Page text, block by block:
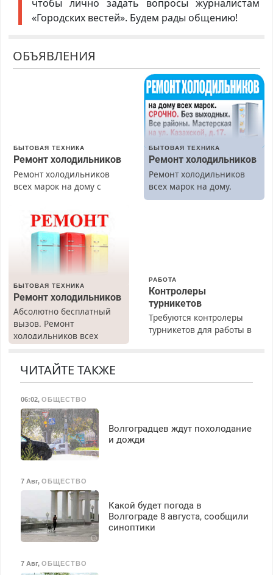
чтобы лично задать вопросы журналистам
«Городских вестей». Будем рады общению!
ОБЪЯВЛЕНИЯ
БЫТОВАЯ ТЕХНИКА
Ремонт холодильников
Ремонт холодильников
всех марок на дому с
Недорого. Без выходных.
Все районы. Скидка.
Вызов бесплатный.
БЫТОВАЯ ТЕХНИКА
Ремонт холодильников
Ремонт холодильников
всех марок на дому.
БЫТОВАЯ ТЕХНИКА
Ремонт холодильников
Абсолютно бесплатный
вызов. Ремонт
холодильников всех
гарантией. Все р-ны.
Срочно. Без выходных.
Пенсионерам – скидки до
40%. Мастер со стажем.
РАБОТА
Контролеры
турникетов
Требуются контролеры
турникетов для работы в
Ежемесячно
безопасности с з/п до
125000 руб.
ЧИТАЙТЕ ТАКЖЕ
06:02, ОБЩЕСТВО
Волгоградцев ждут похолодание
и дожди
7 Авг, ОБЩЕСТВО
Какой будет погода в
Волгограде 8 августа, сообщили
синоптики
7 Авг, ОБЩЕСТВО